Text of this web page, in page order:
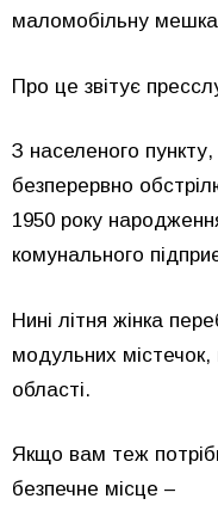
маломобільну
Про це звітує
З населеного пункту,
безперервно
1950 року
комунального
Нині літня жінка
модульних
області.
Якщо вам теж
безпечне місце –